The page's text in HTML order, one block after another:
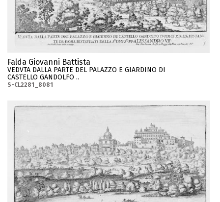
Falda Giovanni Battista
VEDVTA DALLA PARTE DEL PALAZZO E GIARDINO DI
CASTELLO GANDOLFO ..
S-CL2281_8081